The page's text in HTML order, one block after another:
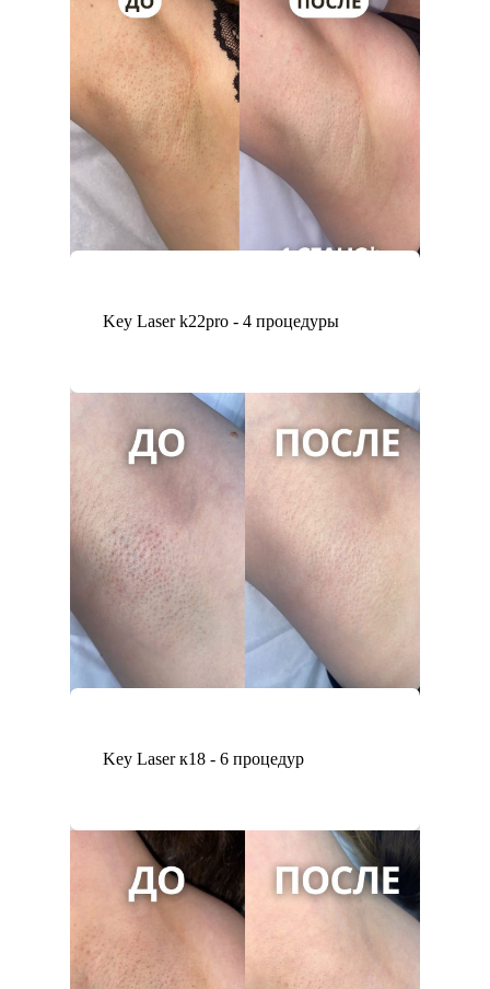
Key Laser k22pro - 4 процедуры
Key Laser к18 - 6 процедур